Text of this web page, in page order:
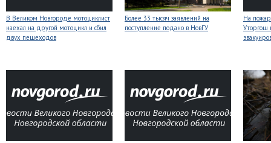
В Великом Новгороде мотоциклист
наехал на другой мотоцикл и сбил
двух пешеходов
Более 33 тысяч заявлений на
поступление подано в НовГУ
На
Уторгош